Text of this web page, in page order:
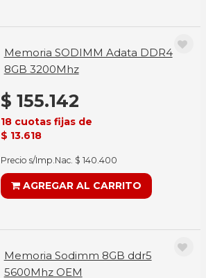
Memoria SODIMM Adata DDR4
8GB 3200Mhz
$ 155.142
18 cuotas fijas de
$ 13.618
Precio s/Imp.Nac. $ 140.400
AGREGAR AL CARRITO
Memoria Sodimm 8GB ddr5
5600Mhz OEM